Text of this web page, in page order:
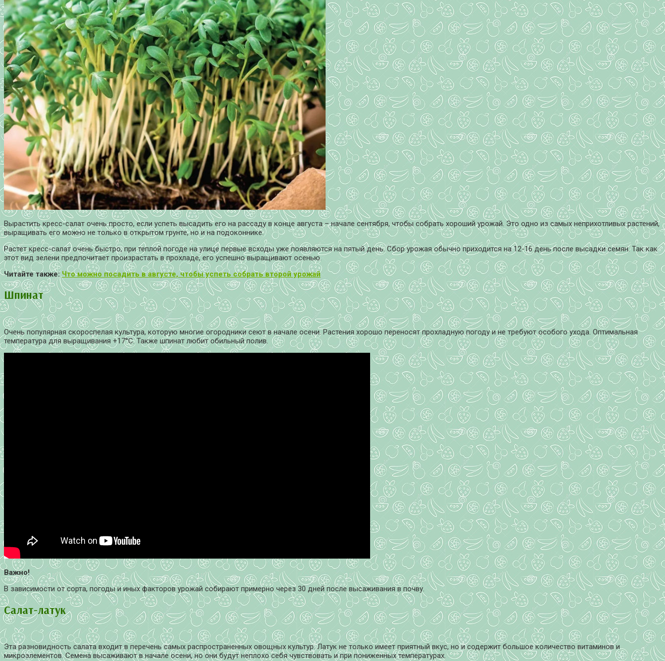
Вырастить кресс-салат очень просто, если успеть высадить его на рассаду в конце августа – начале сентября, чтобы собрать хороший урожай. Это одно из самых неприхотливых растений,
выращивать его можно не только в открытом грунте, но и на подоконнике.
Растет кресс-салат очень быстро, при теплой погоде на улице первые всходы уже появляются на пятый день. Сбор урожая обычно приходится на 12-16 день после высадки семян. Так как
этот вид зелени предпочитает произрастать в прохладе, его успешно выращивают осенью.
Читайте также:Что можно посадить в августе, чтобы успеть собрать второй урожай
Шпинат
Очень популярная скороспелая культура, которую многие огородники сеют в начале осени. Растения хорошо переносят прохладную погоду и не требуют особого ухода. Оптимальная
температура для выращивания +17°С. Также шпинат любит обильный полив.
Важно!
В зависимости от сорта, погоды и иных факторов урожай собирают примерно через 30 дней после высаживания в почву.
Салат-латук
Эта разновидность салата входит в перечень самых распространенных овощных культур. Латук не только имеет приятный вкус, но и содержит большое количество витаминов и
микроэлементов. Семена высаживают в начале осени, но они будут неплохо себя чувствовать и при пониженных температурах.